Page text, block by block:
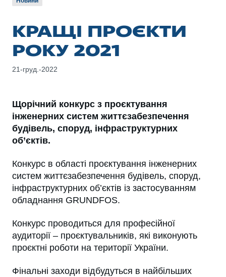
КРАЩІ ПРОЄКТИ
РОКУ 2021
21-груд.-2022
Щорічний конкурс з проєктування
інженерних систем життєзабезпечення
будівель, споруд, інфраструктурних
об’єктів.
Конкурс в області проєктування інженерних
систем життєзабезпечення будівель, споруд,
інфраструктурних об’єктів із застосуванням
обладнання GRUNDFOS.
Конкурс проводиться для професійної
аудиторії – проєктувальників, які виконують
проєктні роботи на території України.
Фінальні заходи відбудуться в найбільших